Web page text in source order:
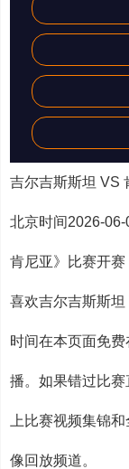
吉尔吉斯斯坦 VS
北京时间2026-
肯尼亚》比赛开赛
喜欢吉尔吉斯斯
时间在本页面免
播。如果错过比
上比赛视频集锦
像回放频道。